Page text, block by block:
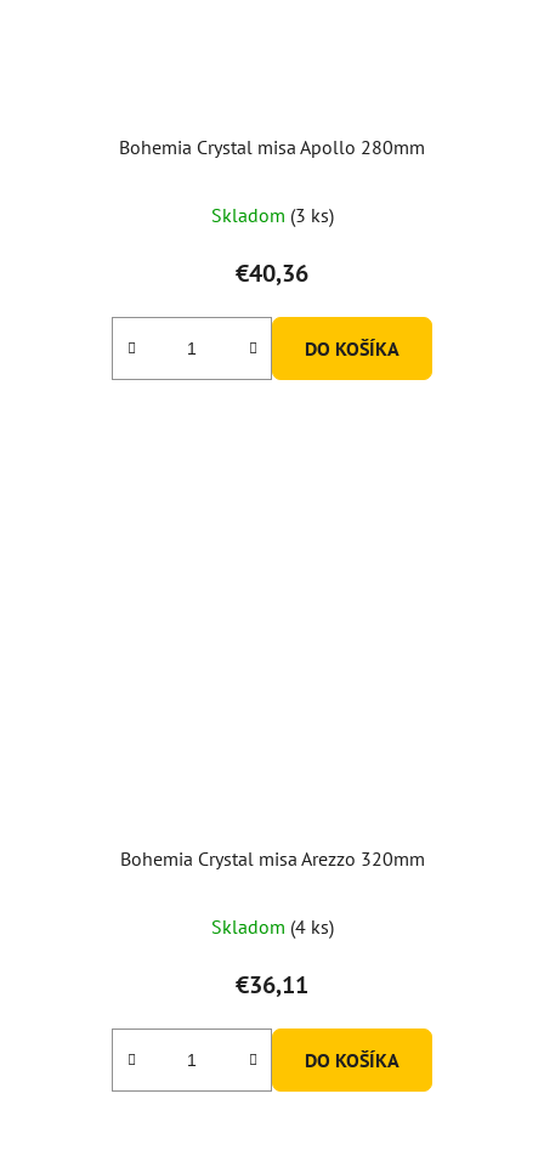
Bohemia Crystal misa Apollo 280mm
Skladom (3 ks)
€40,36
DO KOŠÍKA
Bohemia Crystal misa Arezzo 320mm
hodnotenie
produktu
je
5,0
Skladom (4 ks)
€36,11
DO KOŠÍKA